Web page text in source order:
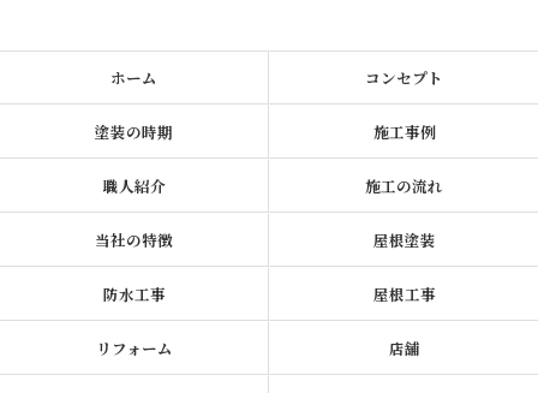
ホーム コンセプト
塗装の時期 施工事例
職人紹介 施工の流れ
当社の特徴 屋根塗装
防水工事 屋根工事
リフォーム 店舗